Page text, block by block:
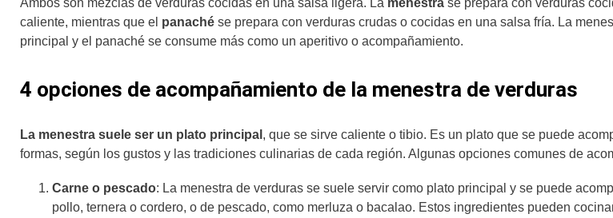
Ambos son mezclas de verduras cocidas en una salsa ligera. La menestra se prepara con verduras
caliente, mientras que el panaché se prepara con verduras crudas o cocidas en una salsa fría. La
principal y el panaché se consume más como un aperitivo o acompañamiento.
4 opciones de acompañamiento de la menestra de verduras
La menestra suele ser un plato principal , que se sirve caliente o tibio. Es un plato que se puede
formas, según los gustos y las tradiciones culinarias de cada región. Algunas opciones comunes de
Carne o pescado: La menestra de verduras se suele servir como plato principal y se puede
pollo, ternera o cordero, o de pescado, como merluza o bacalao. Estos ingredientes pueden